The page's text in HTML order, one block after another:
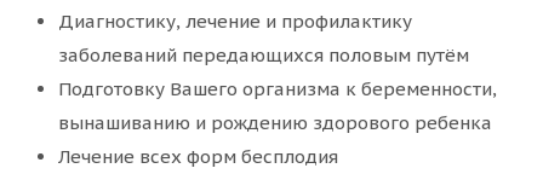
Диагностику, лечение и профилактику
заболеваний передающихся половым путём
Подготовку Вашего организма к беременности,
вынашиванию и рождению здорового ребенка
Лечение всех форм бесплодия